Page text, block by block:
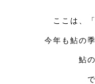
ここは、
今年も鮎の
鮎